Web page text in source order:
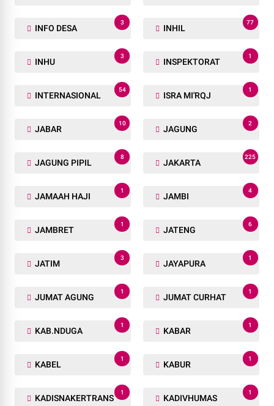
INFO DESA
3
INHIL
77
INHU
3
INSPEKTORAT
1
INTERNASIONAL
54
ISRA MI'RQJ
1
JABAR
10
JAGUNG
2
JAGUNG PIPIL
8
JAKARTA
225
JAMAAH HAJI
1
JAMBI
4
JAMBRET
1
JATENG
6
JATIM
3
JAYAPURA
1
JUMAT AGUNG
1
JUMAT CURHAT
1
KAB.NDUGA
1
KABAR
1
KABEL
1
KABUR
1
KADISNAKERTRANS
1
KADIVHUMAS
1